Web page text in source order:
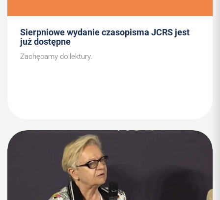
Sierpniowe wydanie czasopisma JCRS jest
już dostępne
Zachęcamy do lektury.